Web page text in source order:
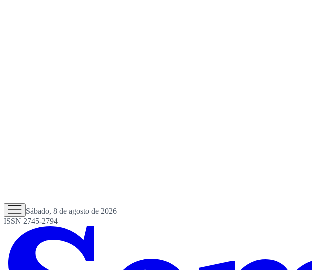
Sábado, 8 de agosto de 2026
ISSN 2745-2794